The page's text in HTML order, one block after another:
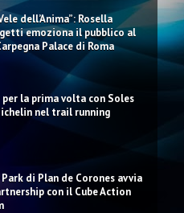
dell’Anima”: Rosella
emoziona il pubblico al
Palace di Roma
per la prima volta con Soles
nel trail running
di Plan de Corones avvia
con il Cube Action